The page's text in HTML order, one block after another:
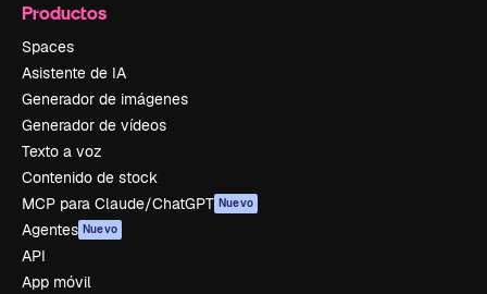
Productos
Spaces
Asistente de IA
Generador de imágenes
Generador de vídeos
Texto a voz
Contenido de stock
MCP para Claude/ChatGPT Nuevo
Agentes Nuevo
API
App móvil